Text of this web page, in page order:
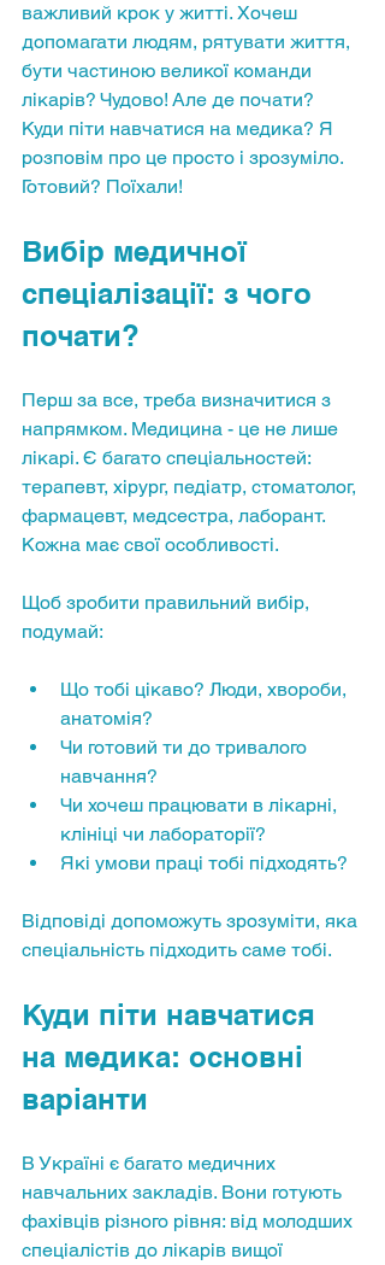
важливий крок у житті. Хочеш
допомагати людям, рятувати життя,
бути частиною великої команди
лікарів? Чудово! Але де почати?
Куди піти навчатися на медика? Я
розповім про це просто і зрозуміло.
Готовий? Поїхали!
Вибір медичної
спеціалізації: з чого
почати?
Перш за все, треба визначитися з
напрямком. Медицина - це не лише
лікарі. Є багато спеціальностей:
терапевт, хірург, педіатр, стоматолог,
фармацевт, медсестра, лаборант.
Кожна має свої особливості.
Щоб зробити правильний вибір,
подумай:
Що тобі цікаво? Люди, хвороби,
анатомія?
Чи готовий ти до тривалого
навчання?
Чи хочеш працювати в лікарні,
клініці чи лабораторії?
Які умови праці тобі підходять?
Відповіді допоможуть зрозуміти, яка
спеціальність підходить саме тобі.
Куди піти навчатися
на медика: основні
варіанти
В Україні є багато медичних
навчальних закладів. Вони готують
фахівців різного рівня: від молодших
спеціалістів до лікарів вищої